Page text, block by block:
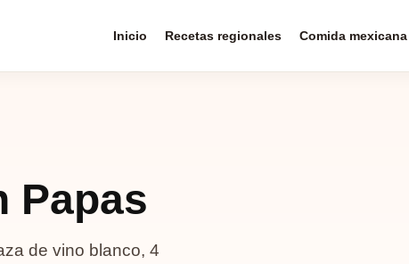
Inicio Recetas regionales Comida mexicana
Papas
de vino blanco, 4